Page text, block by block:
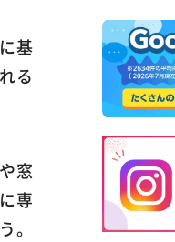
基
る
窓
専
。